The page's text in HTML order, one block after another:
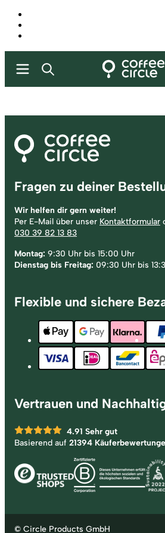
Fußzeile
Fragen zu deiner
Wir helfen dir gern weiter!
Per E-Mail über unser Kontaktformular
030 39 82 13 83
Montag: 9:30 Uhr bis 15:00 Uhr
Dienstag bis Freitag: 09:30 Uhr bis
Flexible und sichere
Vertrauen und
4.91 Sehr gut
Basierend auf 21394
© Circle Products GmbH